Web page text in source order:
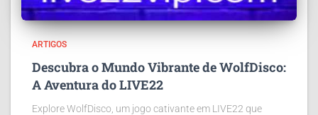
ARTIGOS
Descubra o Mundo Vibrante de WolfDisco:
A Aventura do LIVE22
Explore WolfDisco, um jogo cativante em LIVE22 que